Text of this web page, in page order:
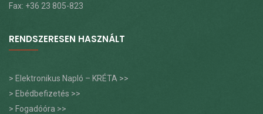
Fax: +36 23 805-823
RENDSZERESEN HASZNÁLT
> Elektronikus Napló – KRÉTA >>
> Ebédbefizetés >>
> Fogadóóra >>